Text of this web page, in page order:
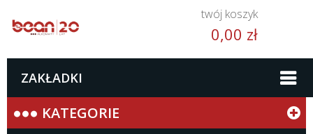
twój koszyk
0,00 zł
ZAKŁADKI
KATEGORIE